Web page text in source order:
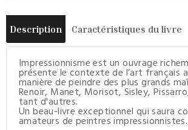
Description Caractéristiques du livre
Impressionnisme est un ouvrage
présente le contexte de l’art français
manière de peindre des plus grands
Renoir, Manet, Morisot, Sisley,
tant d'autres.
Un beau-livre exceptionnel qui saura
amateurs de peintres impressionnistes.